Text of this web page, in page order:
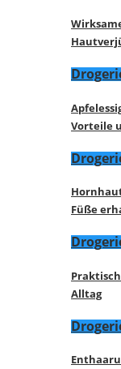
Vorteile
Füße
Alltag